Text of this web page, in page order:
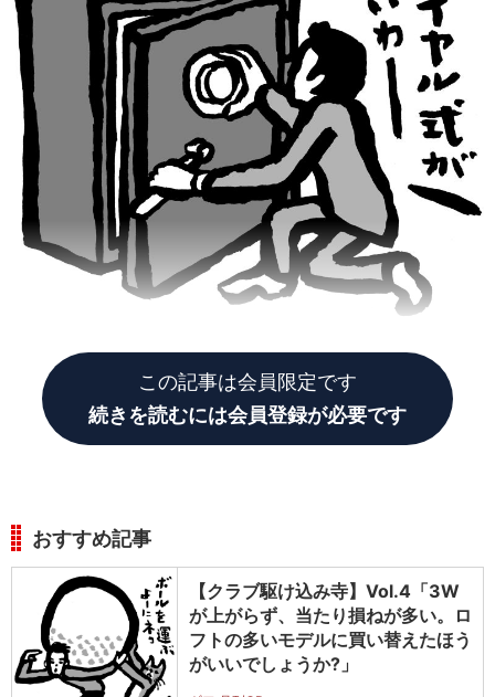
この記事は会員限定です
続きを読むには会員登録が必要です
おすすめ記事
【クラブ駆け込み寺】Vol.4「3W
が上がらず、当たり損ねが多い。ロ
フトの多いモデルに買い替えたほう
がいいでしょうか?」